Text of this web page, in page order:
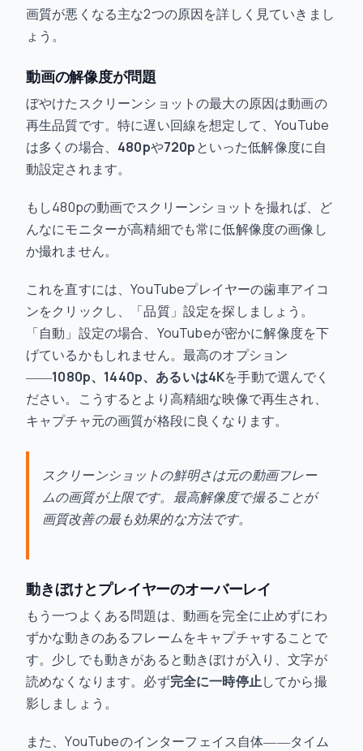
画質が悪くなる主な2つの原因を詳しく見ていきまし
ょう。
動画の解像度が問題
ぼやけたスクリーンショットの最大の原因は動画の
再生品質です。特に遅い回線を想定して、YouTube
は多くの場合、 480pや720pといった低解像度に自
動設定されます。
もし480pの動画でスクリーンショットを撮れば、ど
んなにモニターが高精細でも常に低解像度の画像し
か撮れません。
これを直すには、YouTubeプレイヤーの歯車アイコ
ンをクリックし、「品質」設定を探しましょう。
「自動」設定の場合、YouTubeが密かに解像度を下
げているかもしれません。最高のオプション
――1080p、1440p、あるいは4Kを手動で選んでく
ださい。こうするとより高精細な映像で再生され、
キャプチャ元の画質が格段に良くなります。
スクリーンショットの鮮明さは元の動画フレー
ムの画質が上限です。最高解像度で撮ることが
画質改善の最も効果的な方法です。
動きぼけとプレイヤーのオーバーレイ
もう一つよくある問題は、動画を完全に止めずにわ
ずかな動きのあるフレームをキャプチャすることで
す。少しでも動きがあると動きぼけが入り、文字が
読めなくなります。必ず完全に一時停止してから撮
影しましょう。
また、YouTubeのインターフェイス自体――タイム